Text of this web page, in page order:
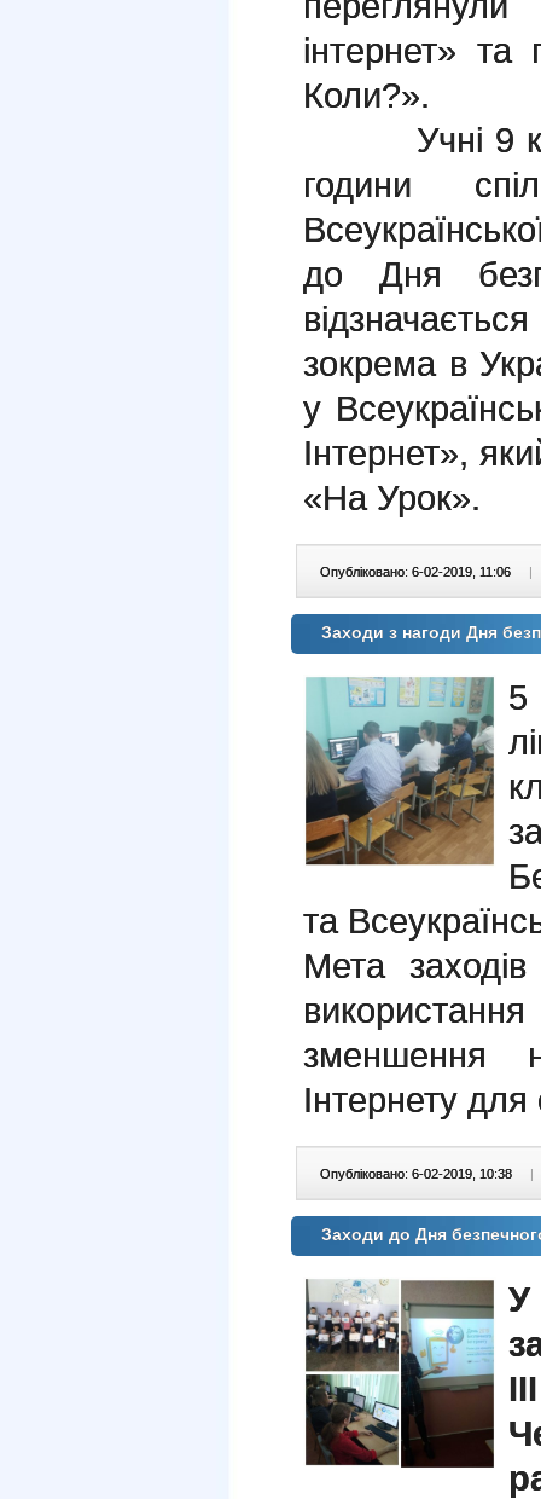
інтернет»
Коли?».
Учні 9
години
до Дня
зокрема в
у
Інтернет»,
«На Урок».
Опубліковано: 6-02-2019, 11:06 |
Заходи з нагоди Дня
5
та
Мета
зменшення
Інтернету
Опубліковано: 6-02-2019, 10:38 |
Заходи до Дня